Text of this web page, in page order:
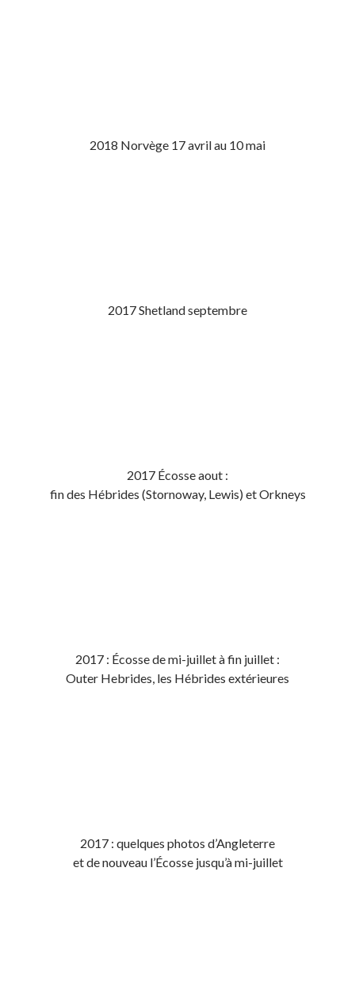
2018 Norvège 17 avril au 10 mai
2017 Shetland septembre
2017 Écosse aout :
fin des Hébrides (Stornoway, Lewis) et Orkneys
2017 : Écosse de mi-juillet à fin juillet :
Outer Hebrides, les Hébrides extérieures
2017 : quelques photos d’Angleterre
et de nouveau l’Écosse jusqu’à mi-juillet